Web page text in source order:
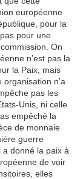
européenne
pour la
pour une
On
n’est pas la
la Paix, mais
organisation n’a
pas les
Unis, ni celle
empêché la
de monnaie
guerre
a donné la paix à
de voir
elles